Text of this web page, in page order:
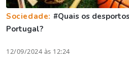
Sociedade: #Quais os
Portugal?
12/09/2024 às 12:24